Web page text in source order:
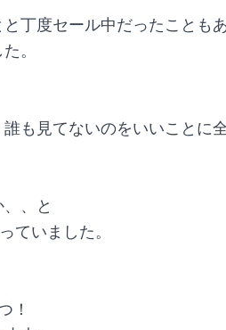
丁度セール中だったことも
。
も見てないのをいいことに
、と
ていました。
！